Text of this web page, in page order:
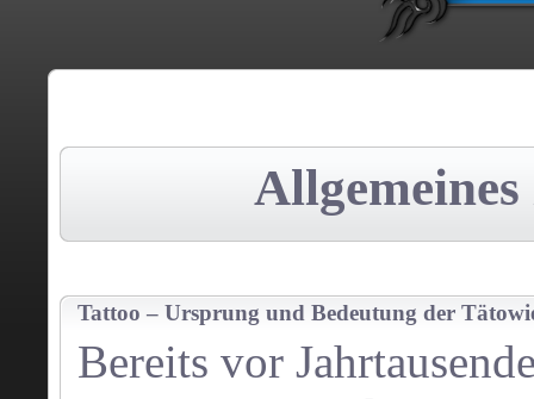
Tattoo – Ursprung und Bedeutung der
Bereits vor